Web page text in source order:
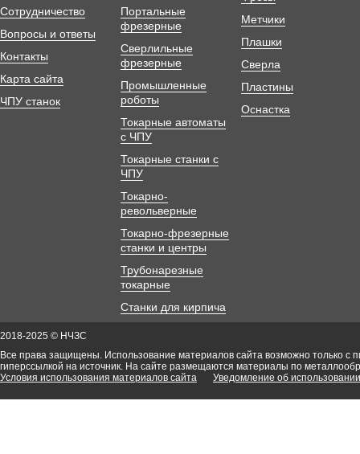
Сотрудничество
Вопросы и ответы
Контакты
Карта сайта
ЧПУ станок
Портальные
фрезерные
Сверлильные
фрезерные
Промышленные
роботы
Токарные автоматы
с ЧПУ
Токарные станки с
ЧПУ
Токарно-
револьверные
Токарно-фрезерные
станки и центры
Трубонарезные
токарные
Станки для кирпича
Метчики
Плашки
Сверла
Пластины
Оснастка
2018-2025 © НЧЗС
Все права защищены. Использование материалов сайта возможно только с
гиперссылкой на источник. На сайте размещаются материалы по
Условия использования материалов сайта
Уведомление об